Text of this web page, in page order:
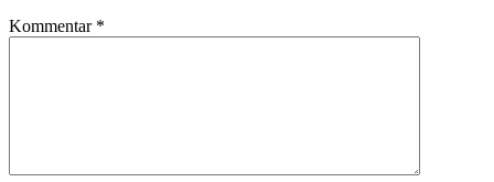
Kommentar *